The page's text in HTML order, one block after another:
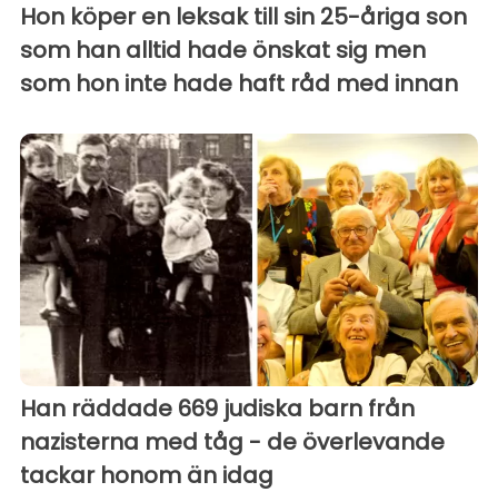
Hon köper en leksak till sin 25-åriga son
som han alltid hade önskat sig men
som hon inte hade haft råd med innan
Han räddade 669 judiska barn från
nazisterna med tåg - de överlevande
tackar honom än idag